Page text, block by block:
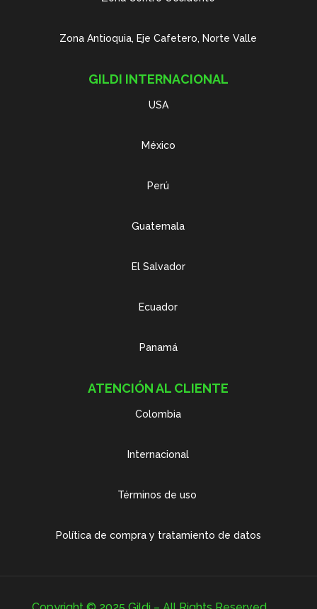
Zona Antioquia, Eje Cafetero, Norte Valle
GILDI INTERNACIONAL
USA
México
Perú
Guatemala
El Salvador
Ecuador
Panamá
ATENCIÓN AL CLIENTE
Colombia
Internacional
Términos de uso
Política de compra y tratamiento de datos